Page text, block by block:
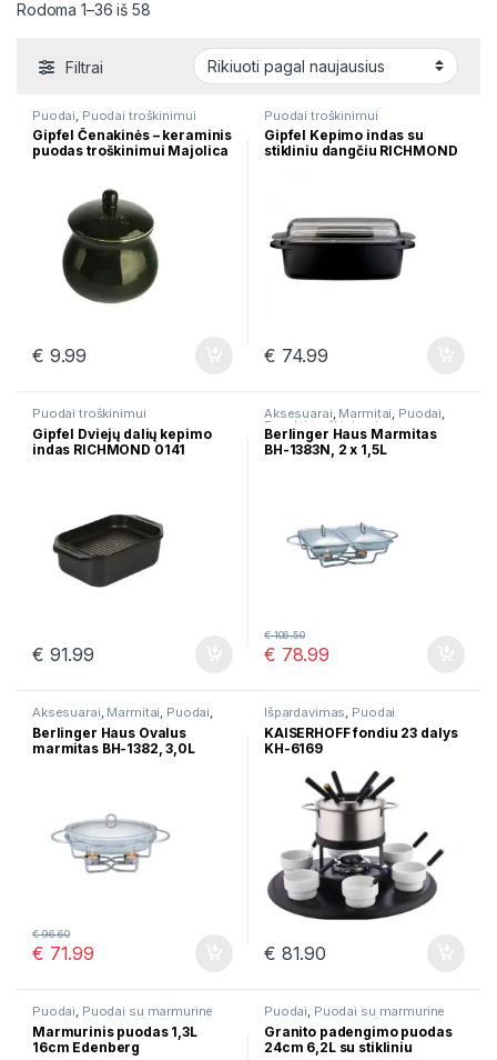
Rodoma 1–36 iš 58Rūšiuojama pagal naujausią
Filtrai
Puodai Puodai troškinimui
Gipfel Čenakinės – keraminis
puodas troškinimui Majolica
€ 9.99
Puodai troškinimui
Gipfel Kepimo indas su
stikliniu dangčiu RICHMOND
€ 74.99
Puodai troškinimui
Gipfel Dviejų dalių kepimo
indas RICHMOND 0141
€ 91.99
Aksesuarai, Marmitai, Puodai,
Puodai troškinimui
Berlinger Haus Marmitas
BH-1383N, 2 x 1,5L
€ 78.99
€106.50
Aksesuarai, Marmitai, Puodai,
Puodai troškinimui
Berlinger Haus Ovalus
marmitas BH-1382, 3,0L
€ 71.99
€96.60
Išpardavimas, Puodai
troškinimui
KAISERHOFF fondiu 23 dalys
KH-6169
€ 81.90
Puodai, Puodai su marmurine
danga ,Puodai troškinimui
Marmurinis puodas 1,3L
16cm Edenberg
Puodai, Puodai su marmurine
danga,Puodai troškinimui
Granito padengimo puodas
24cm 6,2L su stikliniu